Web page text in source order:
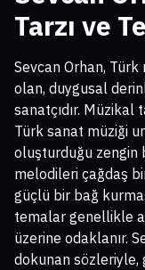
Tarzı ve
Sevcan Orhan,
olan, duygusal
sanatçıdır.
Türk sanat müziği
oluşturduğu zengin
melodileri çağdaş
güçlü bir bağ
temalar genellikle
üzerine odaklanır.
dokunan sözleriyle,